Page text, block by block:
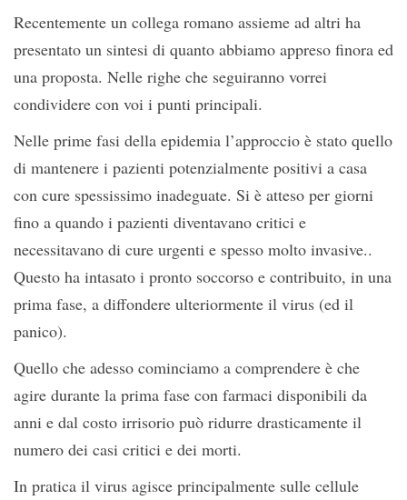
Recentemente un collega romano assieme ad altri ha
presentato un sintesi di quanto abbiamo appreso finora ed
una proposta. Nelle righe che seguiranno vorrei
condividere con voi i punti principali.
Nelle prime fasi della epidemia l’approccio è stato quello
di mantenere i pazienti potenzialmente positivi a casa
con cure spessissimo inadeguate. Si è atteso per giorni
fino a quando i pazienti diventavano critici e
necessitavano di cure urgenti e spesso molto invasive..
Questo ha intasato i pronto soccorso e contribuito, in una
prima fase, a diffondere ulteriormente il virus (ed il
panico).
Quello che adesso cominciamo a comprendere è che
agire durante la prima fase con farmaci disponibili da
anni e dal costo irrisorio può ridurre drasticamente il
numero dei casi critici e dei morti.
In pratica il virus agisce principalmente sulle cellule